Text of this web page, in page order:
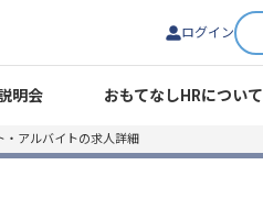
ログイン
明会 おもてなしHRについて
・アルバイトの求人詳細